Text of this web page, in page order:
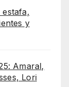
y
Amaral,
Lori